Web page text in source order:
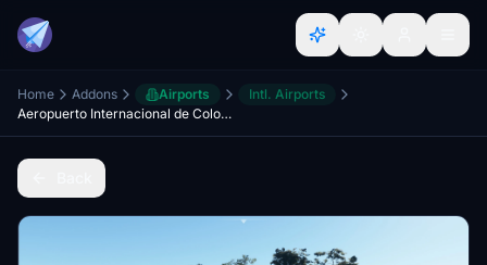
Home Addons Airports
Intl. Airports
Aeropuerto Internacional de Colonia "Laguna de los Patos" (SUCA)